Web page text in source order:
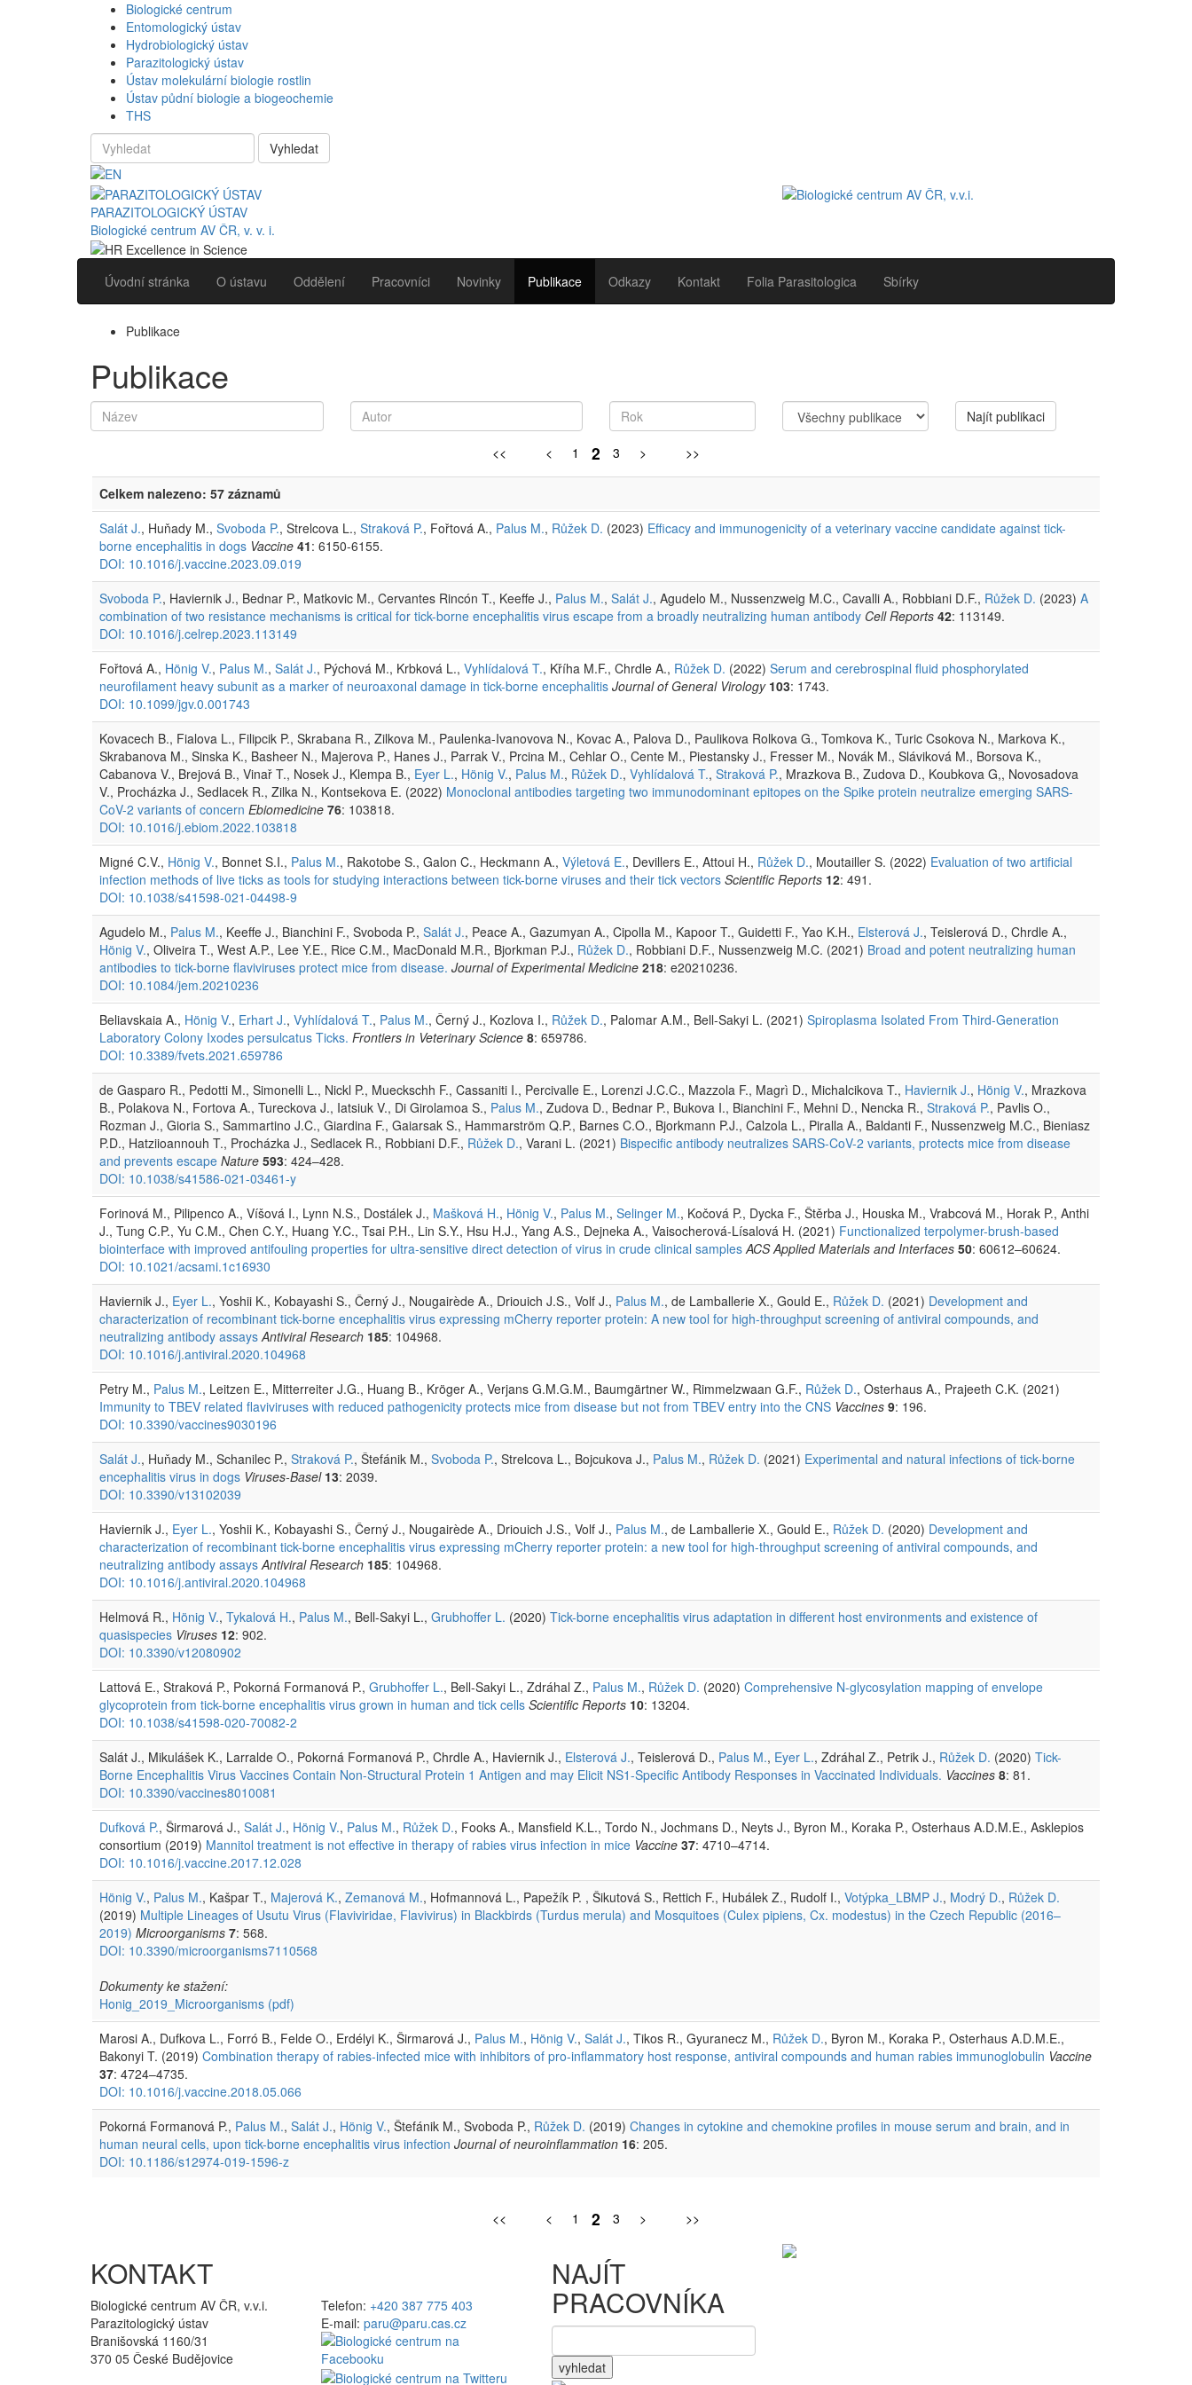
Biologické centrum
Entomologický ústav
Hydrobiologický ústav
Parazitologický ústav
Ústav molekulární biologie rostlin
Ústav půdní biologie a biogeochemie
THS
Vyhledat
PARAZITOLOGICKÝ ÚSTAV
Biologické centrum AV ČR, v. v. i.
Úvodní stránka O ústavu Oddělení Pracovníci Novinky Publikace Odkazy Kontakt Folia Parasitologica Sbírky
Publikace
Publikace
Najít publikaci
<< < 1 2 3 > >>
Celkem nalezeno: 57 záznamů
Salát J., Huňady M., Svoboda P., Strelcova L., Straková P., Fořtová A., Palus M., Růžek D. (2023) Efficacy and immunogenicity of a veterinary vaccine candidate against tick-
borne encephalitis in dogs Vaccine 41: 6150-6155.
DOI: 10.1016/j.vaccine.2023.09.019
Svoboda P., Haviernik J., Bednar P., Matkovic M., Cervantes Rincón T., Keeffe J., Palus M., Salát J., Agudelo M., Nussenzweig M.C., Cavalli A., Robbiani D.F., Růžek D. (2023) A
combination of two resistance mechanisms is critical for tick-borne encephalitis virus escape from a broadly neutralizing human antibody Cell Reports 42: 113149.
DOI: 10.1016/j.celrep.2023.113149
Fořtová A., Hönig V., Palus M., Salát J., Pýchová M., Krbková L., Vyhlídalová T., Kříha M.F., Chrdle A., Růžek D. (2022) Serum and cerebrospinal fluid phosphorylated
neurofilament heavy subunit as a marker of neuroaxonal damage in tick-borne encephalitis Journal of General Virology 103: 1743.
DOI: 10.1099/jgv.0.001743
Kovacech B., Fialova L., Filipcik P., Skrabana R., Zilkova M., Paulenka-Ivanovova N., Kovac A., Palova D., Paulikova Rolkova G., Tomkova K., Turic Csokova N., Markova K.,
Skrabanova M., Sinska K., Basheer N., Majerova P., Hanes J., Parrak V., Prcina M., Cehlar O., Cente M., Piestansky J., Fresser M., Novák M., Sláviková M., Borsova K.,
Cabanova V., Brejová B., Vinař T., Nosek J., Klempa B., Eyer L., Hönig V., Palus M., Růžek D., Vyhlídalová T., Straková P., Mrazkova B., Zudova D., Koubkova G,, Novosadova
V., Procházka J., Sedlacek R., Zilka N., Kontsekova E. (2022) Monoclonal antibodies targeting two immunodominant epitopes on the Spike protein neutralize emerging SARS-
CoV-2 variants of concern Ebiomedicine 76: 103818.
DOI: 10.1016/j.ebiom.2022.103818
Migné C.V., Hönig V., Bonnet S.I., Palus M., Rakotobe S., Galon C., Heckmann A., Výletová E., Devillers E., Attoui H., Růžek D., Moutailler S. (2022) Evaluation of two artificial
infection methods of live ticks as tools for studying interactions between tick-borne viruses and their tick vectors Scientific Reports 12: 491.
DOI: 10.1038/s41598-021-04498-9
Agudelo M., Palus M., Keeffe J., Bianchini F., Svoboda P., Salát J., Peace A., Gazumyan A., Cipolla M., Kapoor T., Guidetti F., Yao K.H., Elsterová J., Teislerová D., Chrdle A.,
Hönig V., Oliveira T., West A.P., Lee Y.E., Rice C.M., MacDonald M.R., Bjorkman P.J., Růžek D., Robbiani D.F., Nussenzweig M.C. (2021) Broad and potent neutralizing human
antibodies to tick-borne flaviviruses protect mice from disease. Journal of Experimental Medicine 218: e20210236.
DOI: 10.1084/jem.20210236
Beliavskaia A., Hönig V., Erhart J., Vyhlídalová T., Palus M., Černý J., Kozlova I., Růžek D., Palomar A.M., Bell-Sakyi L. (2021) Spiroplasma Isolated From Third-Generation
Laboratory Colony Ixodes persulcatus Ticks. Frontiers in Veterinary Science 8: 659786.
DOI: 10.3389/fvets.2021.659786
de Gasparo R., Pedotti M., Simonelli L., Nickl P., Mueckschh F., Cassaniti I., Percivalle E., Lorenzi J.C.C., Mazzola F., Magrì D., Michalcikova T., Haviernik J., Hönig V., Mrazkova
B., Polakova N., Fortova A., Tureckova J., Iatsiuk V., Di Girolamoa S., Palus M., Zudova D., Bednar P., Bukova I., Bianchini F., Mehni D., Nencka R., Straková P., Pavlis O.,
Rozman J., Gioria S., Sammartino J.C., Giardina F., Gaiarsak S., Hammarström Q.P., Barnes C.O., Bjorkmann P.J., Calzola L., Piralla A., Baldanti F., Nussenzweig M.C., Bieniasz
P.D., Hatziioannouh T., Procházka J., Sedlacek R., Robbiani D.F., Růžek D., Varani L. (2021) Bispecific antibody neutralizes SARS-CoV-2 variants, protects mice from disease
and prevents escape Nature 593: 424–428.
DOI: 10.1038/s41586-021-03461-y
Forinová M., Pilipenco A., Víšová I., Lynn N.S., Dostálek J., Mašková H., Hönig V., Palus M., Selinger M., Kočová P., Dycka F., Štěrba J., Houska M., Vrabcová M., Horak P., Anthi
J., Tung C.P., Yu C.M., Chen C.Y., Huang Y.C., Tsai P.H., Lin S.Y., Hsu H.J., Yang A.S., Dejneka A., Vaisocherová-Lísalová H. (2021) Functionalized terpolymer-brush-based
biointerface with improved antifouling properties for ultra-sensitive direct detection of virus in crude clinical samples ACS Applied Materials and Interfaces 50: 60612–60624.
DOI: 10.1021/acsami.1c16930
Haviernik J., Eyer L., Yoshii K., Kobayashi S., Černý J., Nougairède A., Driouich J.S., Volf J., Palus M., de Lamballerie X., Gould E., Růžek D. (2021) Development and
characterization of recombinant tick-borne encephalitis virus expressing mCherry reporter protein: A new tool for high-throughput screening of antiviral compounds, and
neutralizing antibody assays Antiviral Research 185: 104968.
DOI: 10.1016/j.antiviral.2020.104968
Petry M., Palus M., Leitzen E., Mitterreiter J.G., Huang B., Kröger A., Verjans G.M.G.M., Baumgärtner W., Rimmelzwaan G.F., Růžek D., Osterhaus A., Prajeeth C.K. (2021)
Immunity to TBEV related flaviviruses with reduced pathogenicity protects mice from disease but not from TBEV entry into the CNS Vaccines 9: 196.
DOI: 10.3390/vaccines9030196
Salát J., Huňady M., Schanilec P., Straková P., Štefánik M., Svoboda P., Strelcova L., Bojcukova J., Palus M., Růžek D. (2021) Experimental and natural infections of tick-borne
encephalitis virus in dogs Viruses-Basel 13: 2039.
DOI: 10.3390/v13102039
Haviernik J., Eyer L., Yoshii K., Kobayashi S., Černý J., Nougairède A., Driouich J.S., Volf J., Palus M., de Lamballerie X., Gould E., Růžek D. (2020) Development and
characterization of recombinant tick-borne encephalitis virus expressing mCherry reporter protein: a new tool for high-throughput screening of antiviral compounds, and
neutralizing antibody assays Antiviral Research 185: 104968.
DOI: 10.1016/j.antiviral.2020.104968
Helmová R., Hönig V., Tykalová H., Palus M., Bell-Sakyi L., Grubhoffer L. (2020) Tick-borne encephalitis virus adaptation in different host environments and existence of
quasispecies Viruses 12: 902.
DOI: 10.3390/v12080902
Lattová E., Straková P., Pokorná Formanová P., Grubhoffer L., Bell-Sakyi L., Zdráhal Z., Palus M., Růžek D. (2020) Comprehensive N-glycosylation mapping of envelope
glycoprotein from tick-borne encephalitis virus grown in human and tick cells Scientific Reports 10: 13204.
DOI: 10.1038/s41598-020-70082-2
Salát J., Mikulášek K., Larralde O., Pokorná Formanová P., Chrdle A., Haviernik J., Elsterová J., Teislerová D., Palus M., Eyer L., Zdráhal Z., Petrik J., Růžek D. (2020) Tick-
Borne Encephalitis Virus Vaccines Contain Non-Structural Protein 1 Antigen and may Elicit NS1-Specific Antibody Responses in Vaccinated Individuals. Vaccines 8: 81.
DOI: 10.3390/vaccines8010081
Dufková P., Širmarová J., Salát J., Hönig V., Palus M., Růžek D., Fooks A., Mansfield K.L., Tordo N., Jochmans D., Neyts J., Byron M., Koraka P., Osterhaus A.D.M.E., Asklepios
consortium (2019) Mannitol treatment is not effective in therapy of rabies virus infection in mice Vaccine 37: 4710–4714.
DOI: 10.1016/j.vaccine.2017.12.028
Hönig V., Palus M., Kašpar T., Majerová K., Zemanová M., Hofmannová L., Papežík P. , Šikutová S., Rettich F., Hubálek Z., Rudolf I., Votýpka_LBMP J., Modrý D., Růžek D.
(2019) Multiple Lineages of Usutu Virus (Flaviviridae, Flavivirus) in Blackbirds (Turdus merula) and Mosquitoes (Culex pipiens, Cx. modestus) in the Czech Republic (2016–
2019) Microorganisms 7: 568.
DOI: 10.3390/microorganisms7110568
Dokumenty ke stažení:
Honig_2019_Microorganisms (pdf)
Marosi A., Dufkova L., Forró B., Felde O., Erdélyi K., Širmarová J., Palus M., Hönig V., Salát J., Tikos R., Gyuranecz M., Růžek D., Byron M., Koraka P., Osterhaus A.D.M.E.,
Bakonyi T. (2019) Combination therapy of rabies-infected mice with inhibitors of pro-inflammatory host response, antiviral compounds and human rabies immunoglobulin Vaccine
37: 4724–4735.
DOI: 10.1016/j.vaccine.2018.05.066
Pokorná Formanová P., Palus M., Salát J., Hönig V., Štefánik M., Svoboda P., Růžek D. (2019) Changes in cytokine and chemokine profiles in mouse serum and brain, and in
human neural cells, upon tick-borne encephalitis virus infection Journal of neuroinflammation 16: 205.
DOI: 10.1186/s12974-019-1596-z
<< < 1 2 3 > >>
KONTAKT
Biologické centrum AV ČR, v.v.i.
Parazitologický ústav
Branišovská 1160/31
370 05 České Budějovice
Telefon: +420 387 775 403
E-mail: paru@paru.cas.cz
NAJÍT
PRACOVNÍKA
vyhledat